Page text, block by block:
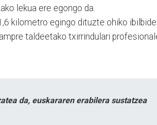
lekua ere egongo da.
kilometro egingo dituzte ohiko
taldeetako txirrindulari
da, euskararen erabilera sustatzea